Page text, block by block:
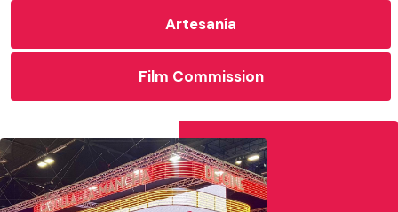
Artesanía
Film Commission